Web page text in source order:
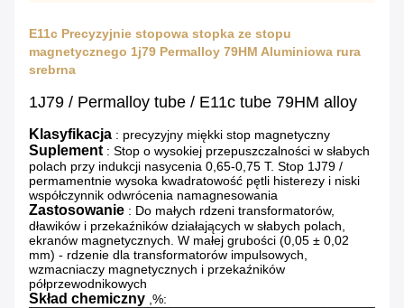
E11c Precyzyjnie stopowa stopka ze stopu
magnetycznego 1j79 Permalloy 79HM Aluminiowa rura
srebrna
1J79 / Permalloy tube / E11c tube 79HM alloy
Klasyfikacja : precyzyjny miękki stop magnetyczny
Suplement: Stop o wysokiej przepuszczalności w słabych
polach przy indukcji nasycenia 0,65-0,75 T. Stop 1J79 /
permamentnie wysoka kwadratowość pętli histerezy i niski
współczynnik odwrócenia namagnesowania
Zastosowanie : Do małych rdzeni transformatorów,
dławików i przekaźników działających w słabych polach,
ekranów magnetycznych. W małej grubości (0,05 ± 0,02
mm) - rdzenie dla transformatorów impulsowych,
wzmacniaczy magnetycznych i przekaźników
półprzewodnikowych
Skład chemiczny ,%: